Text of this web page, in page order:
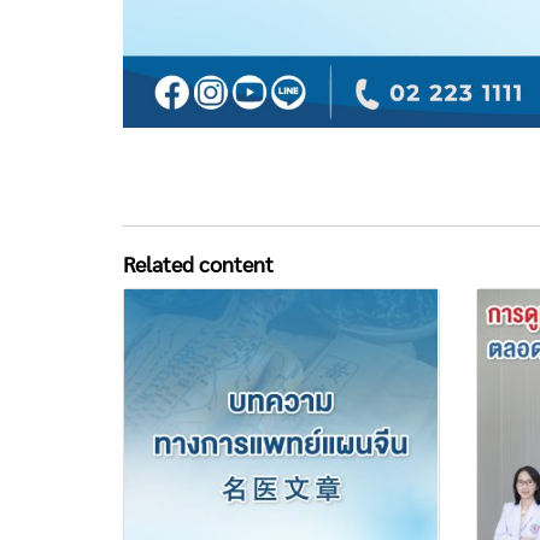
Related content